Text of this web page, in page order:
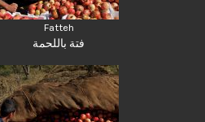
Fatteh
فتة باللحمة